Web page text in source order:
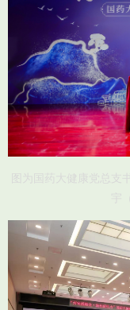
图为国药大健康党总支
宇